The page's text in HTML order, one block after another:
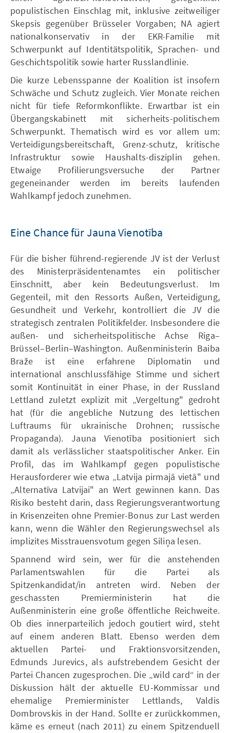
populistischen Einschlag mit, inklusive zeitweiliger
Skepsis gegenüber Brüsseler Vorgaben; NA agiert
nationalkonservativ in der EKR-Familie mit
Schwerpunkt auf Identitätspolitik, Sprachen- und
Geschichtspolitik sowie harter Russlandlinie.
Die kurze Lebensspanne der Koalition ist insofern
Schwäche und Schutz zugleich. Vier Monate reichen
nicht für tiefe Reformkonflikte. Erwartbar ist ein
Übergangskabinett mit sicherheits-politischem
Schwerpunkt. Thematisch wird es vor allem um:
Verteidigungsbereitschaft, Grenz-schutz, kritische
Infrastruktur sowie Haushalts-disziplin gehen.
Etwaige Profilierungsversuche der Partner
gegeneinander werden im bereits laufenden
Wahlkampf jedoch zunehmen.
Eine Chance für Jauna Vienotība
Für die bisher führend-regierende JV ist der Verlust
des Ministerpräsidentenamtes ein politischer
Einschnitt, aber kein Bedeutungsverlust. Im
Gegenteil, mit den Ressorts Außen, Verteidigung,
Gesundheit und Verkehr, kontrolliert die JV die
strategisch zentralen Politikfelder. Insbesondere die
außen- und sicherheitspolitische Achse Riga–
Brüssel–Berlin–Washington. Außenministerin Baiba
Braže ist eine erfahrene Diplomatin und
international anschlussfähige Stimme und sichert
somit Kontinuität in einer Phase, in der Russland
Lettland zuletzt explizit mit „Vergeltung" gedroht
hat (für die angebliche Nutzung des lettischen
Luftraums für ukrainische Drohnen; russische
Propaganda). Jauna Vienotība positioniert sich
damit als verlässlicher staatspolitischer Anker. Ein
Profil, das im Wahlkampf gegen populistische
Herausforderer wie etwa „Latvija pirmajā vietā" und
„Alternatīva Latvijai" an Wert gewinnen kann. Das
Risiko besteht darin, dass Regierungsverantwortung
in Krisenzeiten ohne Premier-Bonus zur Last werden
kann, wenn die Wähler den Regierungswechsel als
implizites Misstrauensvotum gegen Siliņa lesen.
Spannend wird sein, wer für die anstehenden
Parlamentswahlen für die Partei als
Spitzenkandidat/in antreten wird. Neben der
geschassten Premierministerin hat die
Außenministerin eine große öffentliche Reichweite.
Ob dies innerparteilich jedoch goutiert wird, steht
auf einem anderen Blatt. Ebenso werden dem
aktuellen Partei- und Fraktionsvorsitzenden,
Edmunds Jurevics, als aufstrebendem Gesicht der
Partei Chancen zugesprochen. Die „wild card“ in der
Diskussion hält der aktuelle EU-Kommissar und
ehemalige Premierminister Lettlands, Valdis
Dombrovskis in der Hand. Sollte er zurückkommen,
käme es erneut (nach 2011) zu einem Spitzenduell